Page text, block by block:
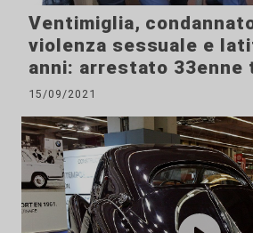
Ventimiglia,
violenza sessuale e
anni: arrestato 33enne
15/09/2021